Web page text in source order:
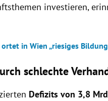
investieren,
in Wien „riesiges
schlechte
Defizits von 3,8